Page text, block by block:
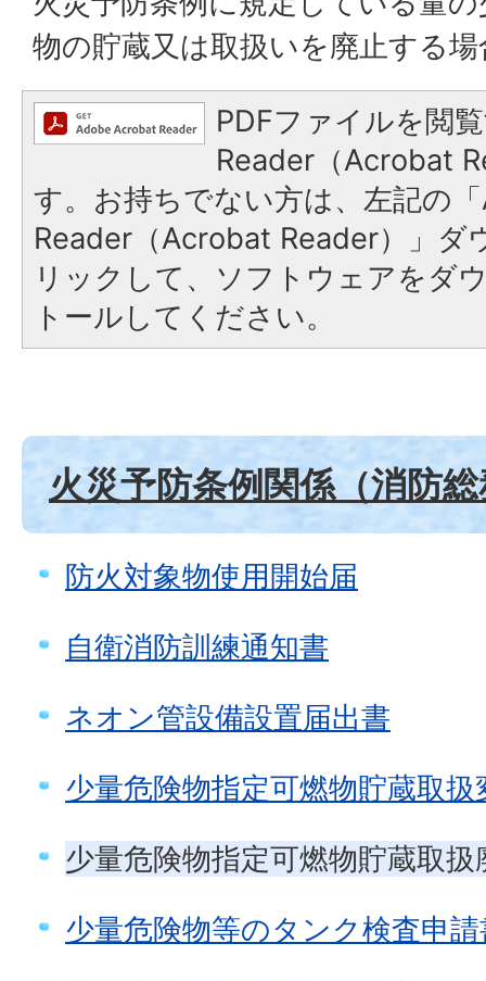
物の貯蔵又は取扱いを廃止する
PDFファイルを閲
Reader（Acrobat
す。お持ちでない方は、左記の
Reader（Acrobat Reader）」ダ
リックして、ソフトウェアをダ
トールしてください。
火災予防条例関係（消防
防火対象物使用開始届
自衛消防訓練通知書
ネオン管設備設置届出書
少量危険物指定可燃物貯蔵取扱
少量危険物指定可燃物貯蔵取扱
少量危険物等のタンク検査申